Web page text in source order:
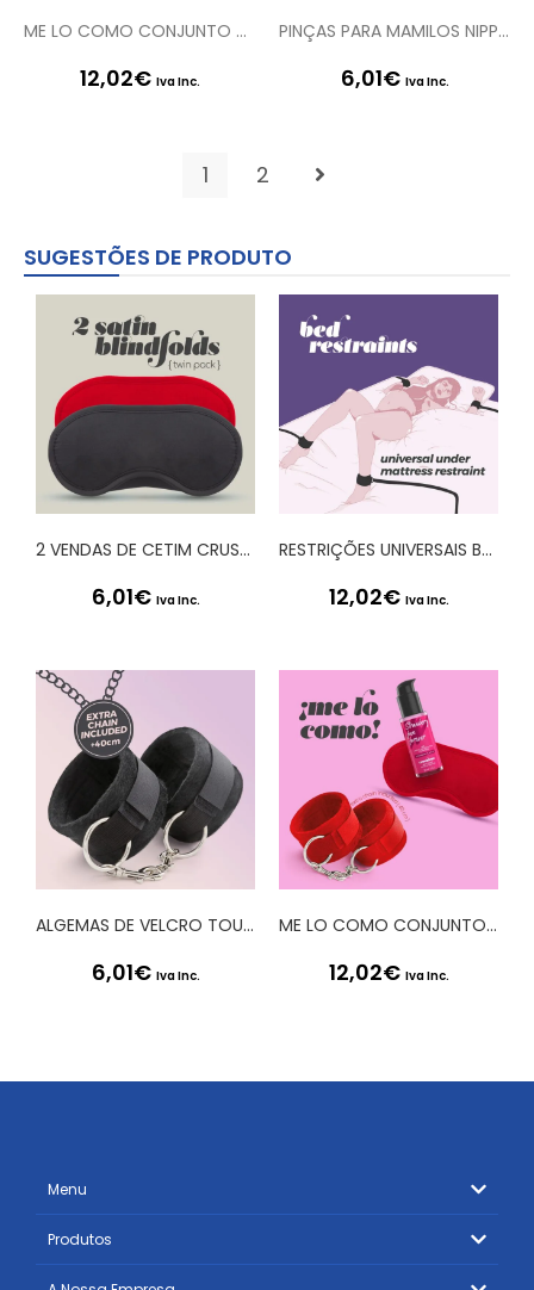
ME LO COMO CONJUNTO DE ALGEMAS DE VELCRO + VENDA ACETINADA E LUBRIFICANTE BEIJÁVEL DE MORANGO CRUSHIOUS
12,02€ Iva Inc.
PINÇAS PARA MAMILOS NIPPLE CHAIN CLAMPS CRUSHIOUS
6,01€ Iva Inc.
1 2
SUGESTÕES DE PRODUTO
2 VENDAS DE CETIM CRUSHIOUS PRETA & VERMELHA
6,01€ Iva Inc.
RESTRIÇÕES UNIVERSAIS BED RESTRAINTS CRUSHIOUS
12,02€ Iva Inc.
ALGEMAS DE VELCRO TOUGH LOVE COM CORRENTE DE 40CM EXTRA CRUSHIOUS PRETAS
6,01€ Iva Inc.
ME LO COMO CONJUNTO DE ALGEMAS DE VELCRO + VENDA ACETINADA E LUBRIFICANTE BEIJÁVEL DE MORANGO CRUSHIOUS
12,02€ Iva Inc.
Menu
Produtos